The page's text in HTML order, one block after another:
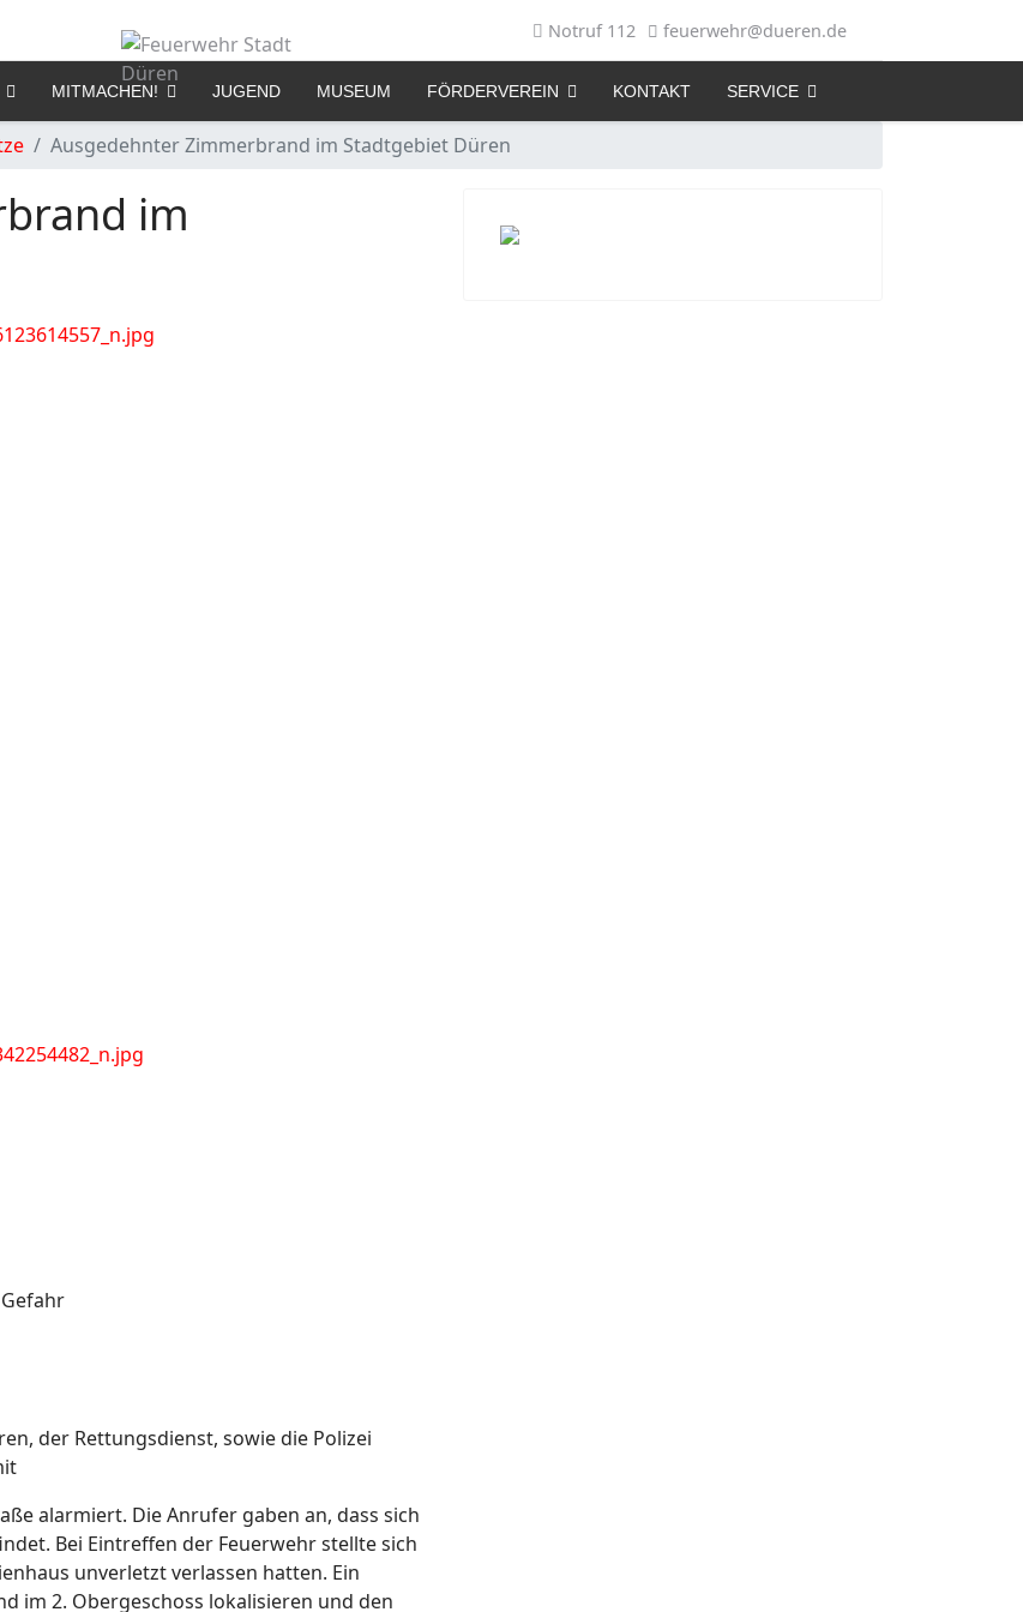
Notruf 112 feuerwehr@dueren.de
MITMACHEN! JUGEND MUSEUM FÖRDERVEREIN KONTAKT SERVICE
Ausgedehnter Zimmerbrand im Stadtgebiet Düren
im
der Rettungsdienst, sowie die Polizei
alarmiert. Die Anrufer gaben an, dass sich
Bei Eintreffen der Feuerwehr stellte sich
unverletzt verlassen hatten. Ein
im 2. Obergeschoss lokalisieren und den